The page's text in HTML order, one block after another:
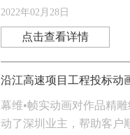
条外海沉管隧道，也是世
2022年02月28日
点击查看详情
沿江高速项目工程投标动
幕维•帧实动画对作品精
动了深圳业主，帮助客户